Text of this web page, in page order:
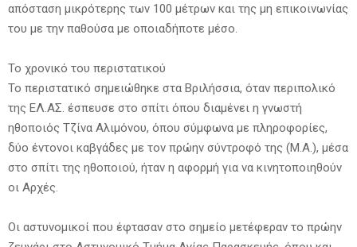
απόσταση μικρότερης των 100 μέτρων και της μη επικοινωνίας
του με την παθούσα με οποιαδήποτε μέσο.
Το χρονικό του περιστατικού
Το περιστατικό σημειώθηκε στα Βριλήσσια, όταν περιπολικό
της ΕΛ.ΑΣ. έσπευσε στο σπίτι όπου διαμένει η γνωστή
ηθοποιός Τζίνα Αλιμόνου, όπου σύμφωνα με πληροφορίες,
δύο έντονοι καβγάδες με τον πρώην σύντροφό της (Μ.Α.), μέσα
στο σπίτι της ηθοποιού, ήταν η αφορμή για να κινητοποιηθούν
οι Αρχές.
Οι αστυνομικοί που έφτασαν στο σημείο μετέφεραν το πρώην